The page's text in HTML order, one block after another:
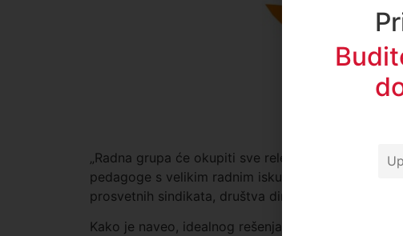
„Radna grupa će okupiti sve relevantne aktere:
pedagoge s velikim radnim iskustvom iz školske i
prosvetnih sindikata, društva direktora škola,
Kako je naveo, idealnog rešenja nema, ali trudiće